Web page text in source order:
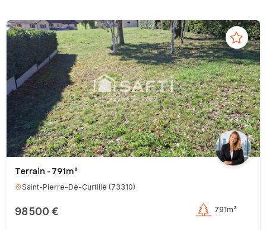
Terrain - 791m²
Saint-Pierre-De-Curtille (73310)
98 500 € 791m²